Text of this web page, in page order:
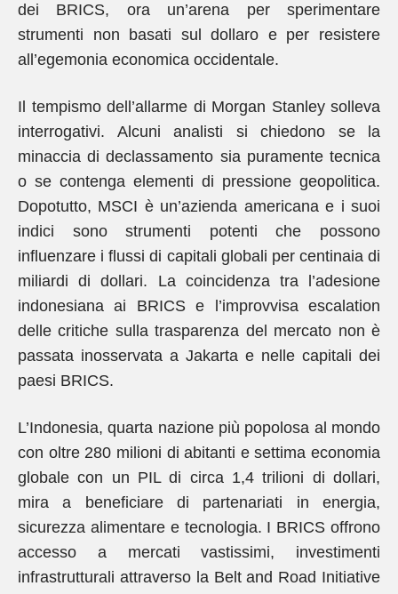
dei BRICS, ora un’arena per sperimentare
strumenti non basati sul dollaro e per resistere
all’egemonia economica occidentale.
Il tempismo dell’allarme di Morgan Stanley solleva
interrogativi. Alcuni analisti si chiedono se la
minaccia di declassamento sia puramente tecnica
o se contenga elementi di pressione geopolitica.
Dopotutto, MSCI è un’azienda americana e i suoi
indici sono strumenti potenti che possono
influenzare i flussi di capitali globali per centinaia di
miliardi di dollari. La coincidenza tra l’adesione
indonesiana ai BRICS e l’improvvisa escalation
delle critiche sulla trasparenza del mercato non è
passata inosservata a Jakarta e nelle capitali dei
paesi BRICS.
L’Indonesia, quarta nazione più popolosa al mondo
con oltre 280 milioni di abitanti e settima economia
globale con un PIL di circa 1,4 trilioni di dollari,
mira a beneficiare di partenariati in energia,
sicurezza alimentare e tecnologia. I BRICS offrono
accesso a mercati vastissimi, investimenti
infrastrutturali attraverso la Belt and Road Initiative